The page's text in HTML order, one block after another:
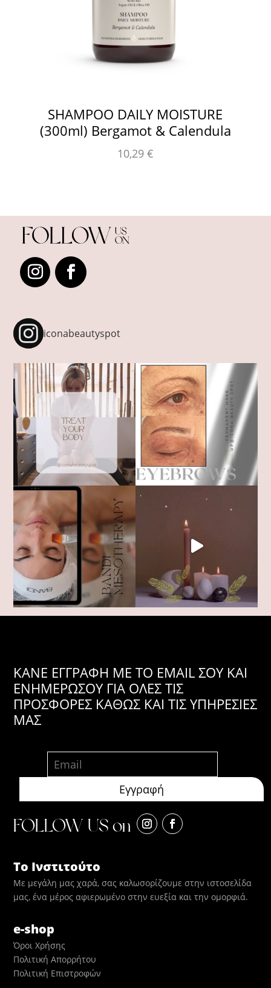
SHAMPOO DAILY MOISTURE
(300ml) Bergamot & Calendula
10,29 €
iconabeautyspot
KANE ΕΓΓΡΑΦΗ ΜΕ ΤΟ EMAIL ΣΟΥ ΚΑΙ
ΕΝΗΜΕΡΩΣΟΥ ΓΙΑ ΟΛΕΣ ΤΙΣ
ΠΡΟΣΦΟΡΕΣ ΚΑΘΩΣ ΚΑΙ ΤΙΣ ΥΠΗΡΕΣΙΕΣ
ΜΑΣ
FOLLOW US on
Το Ινστιτούτο
Με μεγάλη μας χαρά, σας καλωσορίζουμε στην ιστοσελίδα
μας, ένα μέρος αφιερωμένο στην ευεξία και την ομορφιά.
e-shop
Όροι Χρήσης
Πολιτική Απορρήτου
Πολιτική Επιστροφών